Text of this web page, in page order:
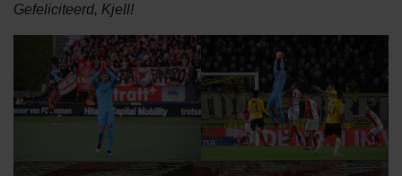
Gefeliciteerd, Kjell!